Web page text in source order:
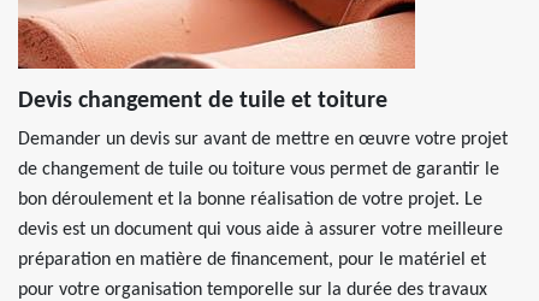
Devis changement de tuile et toiture
Demander un devis sur avant de mettre en œuvre votre projet
de changement de tuile ou toiture vous permet de garantir le
bon déroulement et la bonne réalisation de votre projet. Le
devis est un document qui vous aide à assurer votre meilleure
préparation en matière de financement, pour le matériel et
pour votre organisation temporelle sur la durée des travaux